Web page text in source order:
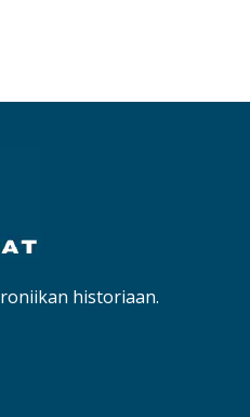
historiaan.